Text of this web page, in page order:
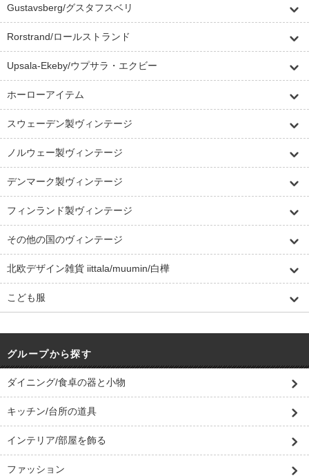
Gustavsberg/グスタフスベリ
Rorstrand/ロールストランド
Upsala-Ekeby/ウプサラ・エクビー
ホーローアイテム
スウェーデン製ヴィンテージ
ノルウェー製ヴィンテージ
デンマーク製ヴィンテージ
フィンランド製ヴィンテージ
その他の国のヴィンテージ
北欧デザイン雑貨 iittala/muumin/白樺
こども服
グループから探す
ダイニング/食卓の器と小物
キッチン/台所の道具
インテリア/部屋を飾る
ファッション